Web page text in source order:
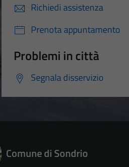
Richiedi assistenza
Prenota appuntamento
Problemi in città
Segnala disservizio
Comune di Sondrio